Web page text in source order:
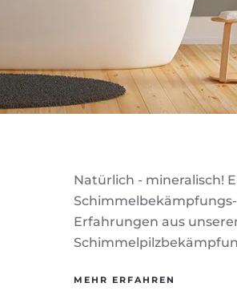
Natürlich - mineralisch!
Erfahrungen aus
MEHR ERFAHREN